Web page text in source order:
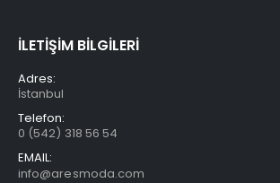
İLETİŞİM BİLGİLERİ
Adres:
İstanbul
Telefon:
0 (542) 318 56 54
EMAIL:
info@aresmoda.com